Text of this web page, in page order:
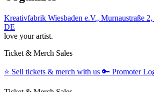
Kreativfabrik Wiesbaden e.V., Murnaustraße
DE
love your artist.
Ticket & Merch Sales
⭐️ Sell tickets & merch with us 🔑 Promoter